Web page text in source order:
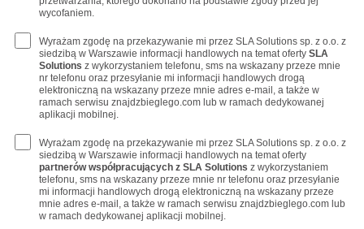
wycofaniem.
Wyrażam zgodę na przekazywanie mi przez SLA Solutions sp. z o.o. z
siedzibą w Warszawie informacji handlowych na temat oferty SLA
Solutions z wykorzystaniem telefonu, sms na wskazany przeze mnie
nr telefonu oraz przesyłanie mi informacji handlowych drogą
elektroniczną na wskazany przeze mnie adres e-mail, a także w
ramach serwisu znajdzbieglego.com lub w ramach dedykowanej
aplikacji mobilnej.
Wyrażam zgodę na przekazywanie mi przez SLA Solutions sp. z o.o. z
siedzibą w Warszawie informacji handlowych na temat oferty
partnerów współpracujących z SLA Solutions z wykorzystaniem
telefonu, sms na wskazany przeze mnie nr telefonu oraz przesyłanie
mi informacji handlowych drogą elektroniczną na wskazany przeze
mnie adres e-mail, a także w ramach serwisu znajdzbieglego.com lub
w ramach dedykowanej aplikacji mobilnej.